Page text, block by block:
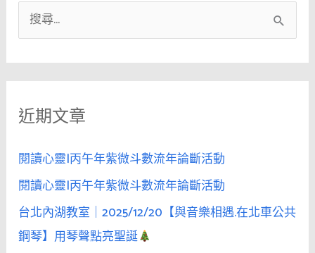
尋
關
字
近期文章
閱讀心靈|丙午年紫微斗數流年論斷活動
閱讀心靈|丙午年紫微斗數流年論斷活動
台北內湖教室｜2025/12/20【與音樂相遇.在北車公共
鋼琴】用琴聲點亮聖誕